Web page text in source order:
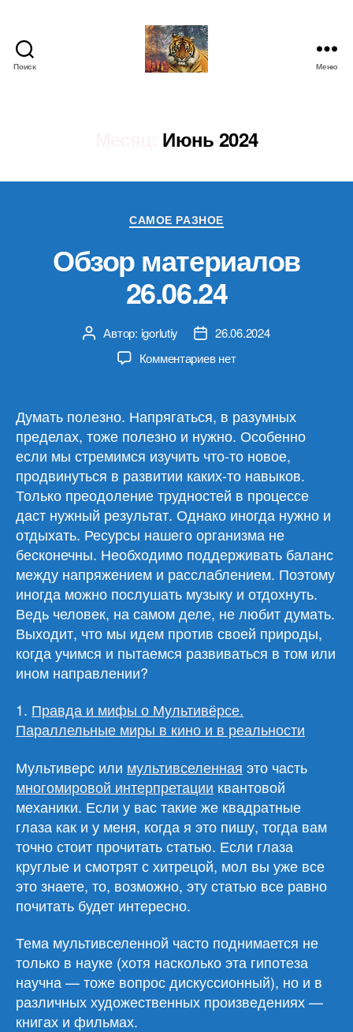
Поиск Меню
Июнь 2024
Рубрики
САМОЕ РАЗНОЕ
Обзор материалов
26.06.24
Автор
записи
Автор: igorlutiy
Дата26.06.2024
Комментариевк
26.06.24
нет
Думать полезно. Напрягаться, в разумных
пределах, тоже полезно и нужно. Особенно
если мы стремимся изучить что-то новое,
продвинуться в развитии каких-то навыков.
Только преодоление трудностей в процессе
даст нужный результат. Однако иногда нужно и
отдыхать. Ресурсы нашего организма не
бесконечны. Необходимо поддерживать баланс
между напряжением и расслаблением. Поэтому
иногда можно послушать музыку и отдохнуть.
Ведь человек, на самом деле, не любит думать.
Выходит, что мы идем против своей природы,
когда учимся и пытаемся развиваться в том или
ином направлении?
1. Правда и мифы о Мультивёрсе.
Параллельные миры в кино и в реальности
Мультиверс или мультивселенная это часть
многомировой интерпретации квантовой
механики. Если у вас такие же квадратные
глаза как и у меня, когда я это пишу, тогда вам
точно стоит прочитать статью. Если глаза
круглые и смотрят с хитрецой, мол вы уже все
это знаете, то, возможно, эту статью все равно
почитать будет интересно.
Тема мультивселенной часто поднимается не
только в науке (хотя насколько эта гипотеза
научна — тоже вопрос дискуссионный), но и в
различных художественных произведениях —
книгах и фильмах.